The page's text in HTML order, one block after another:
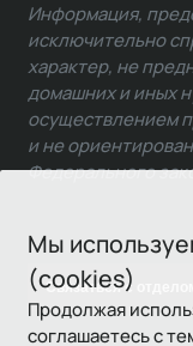
Мы
(cookies)
Продолжая
соглашаетесь с
Связаться с
Информация,
исключительно
характер, не
домашних и иных
осуществлением
и не
Федерального